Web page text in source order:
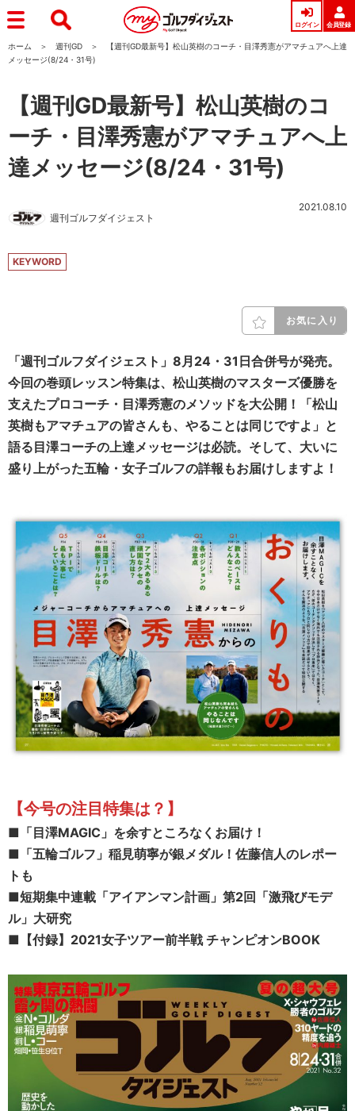
ログイン 会員登録
ホーム 週刊GD
【週刊GD最新号】松山英樹のコーチ・目澤秀憲がアマチュアへ上達
メッセージ(8/24・31号)
【週刊GD最新号】松山英樹のコ
ーチ・目澤秀憲がアマチュアへ上
達メッセージ(8/24・31号)
週刊ゴルフダイジェスト
2021.08.10
KEYWORD
お気に入り
「週刊ゴルフダイジェスト」8月24・31日合併号が発売。
今回の巻頭レッスン特集は、松山英樹のマスターズ優勝を
支えたプロコーチ・目澤秀憲のメソッドを大公開！「松山
英樹もアマチュアの皆さんも、やることは同じですよ」と
語る目澤コーチの上達メッセージは必読。そして、大いに
盛り上がった五輪・女子ゴルフの詳報もお届けしますよ！
【今号の注目特集は？ 】
■「目澤MAGIC」を余すところなくお届け！
■「五輪ゴルフ」稲見萌寧が銀メダル！佐藤信人のレポー
トも
■短期集中連載「アイアンマン計画」第2回「激飛びモデ
ル」大研究
■【付録】2021女子ツアー前半戦 チャンピオンBOOK